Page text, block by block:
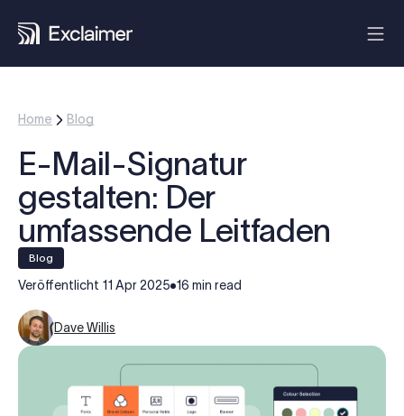
Home Blog
E-Mail-Signatur
gestalten: Der
umfassende Leitfaden
blog
Veröffentlicht 11 Apr 2025 16 min read
Dave Willis